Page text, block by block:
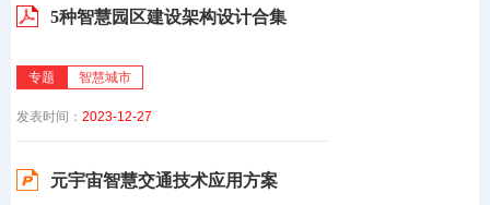
5种智慧园区建设架构设计合集
专题 智慧城市
发表时间： 2023-12-27
元宇宙智慧交通技术应用方案